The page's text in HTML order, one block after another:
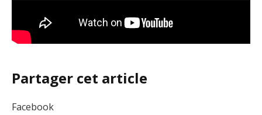
Partager cet article
Facebook